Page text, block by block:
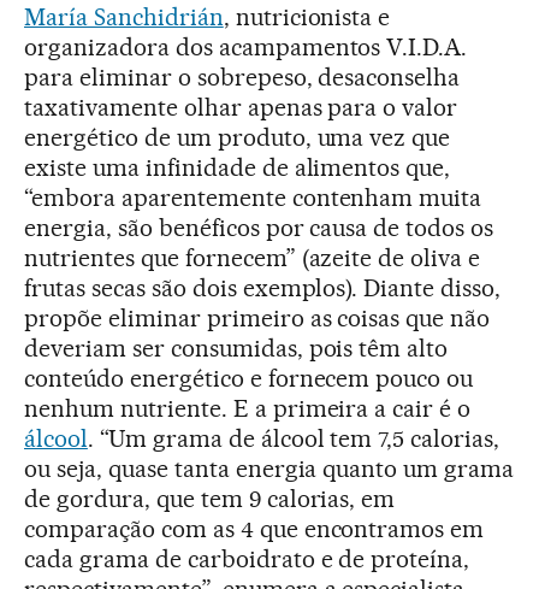
María Sanchidrián, nutricionista e
organizadora dos acampamentos V.I.D.A.
para eliminar o sobrepeso, desaconselha
taxativamente olhar apenas para o valor
energético de um produto, uma vez que
existe uma infinidade de alimentos que,
“embora aparentemente contenham muita
energia, são benéficos por causa de todos os
nutrientes que fornecem” (azeite de oliva e
frutas secas são dois exemplos). Diante disso,
propõe eliminar primeiro as coisas que não
deveriam ser consumidas, pois têm alto
conteúdo energético e fornecem pouco ou
nenhum nutriente. E a primeira a cair é o
álcool. “Um grama de álcool tem 7,5 calorias,
ou seja, quase tanta energia quanto um grama
de gordura, que tem 9 calorias, em
comparação com as 4 que encontramos em
cada grama de carboidrato e de proteína,